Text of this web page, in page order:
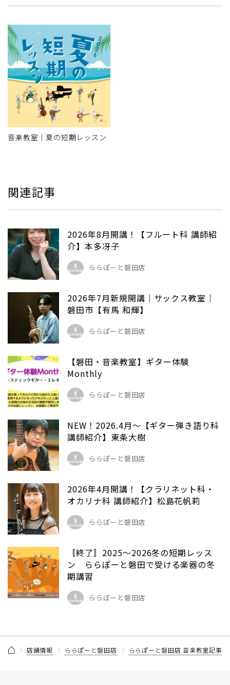
音楽教室｜夏の短期レッスン
関連記事
2026年8月開講！【フルート科 講師紹
介】本多冴子
ららぽーと磐田店
2026年7月新規開講｜サックス教室｜
磐田市【有馬 和輝】
ららぽーと磐田店
【磐田・音楽教室】ギター体験
Monthly
ららぽーと磐田店
NEW！2026.4月〜【ギター弾き語り科
講師紹介】東条大樹
ららぽーと磐田店
2026年4月開講！【クラリネット科・
オカリナ科 講師紹介】松島花帆莉
ららぽーと磐田店
〚終了〛2025〜2026冬の短期レッス
ン ららぽーと磐田で受ける楽器の冬
期講習
ららぽーと磐田店
店舗情報 ららぽーと磐田店 ららぽーと磐田店 音楽教室記事